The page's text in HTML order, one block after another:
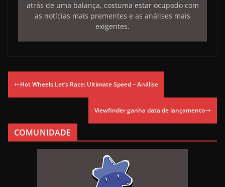
atrás de uma balança, costuma estar ocupado com
as notícias mais prementes e as análises mais
exigentes.
Hot Wheels Let’s Race: Ultimate Speed – Análise
Viewfinder ganha data de lançamento
COMUNIDADE